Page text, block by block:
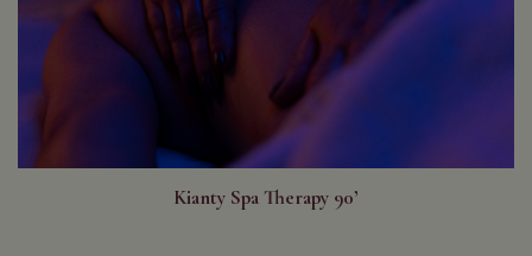
Kianty Spa Therapy 90’